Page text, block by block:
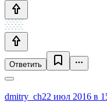
Ответить
dmitry_ch22 июл 2016 в